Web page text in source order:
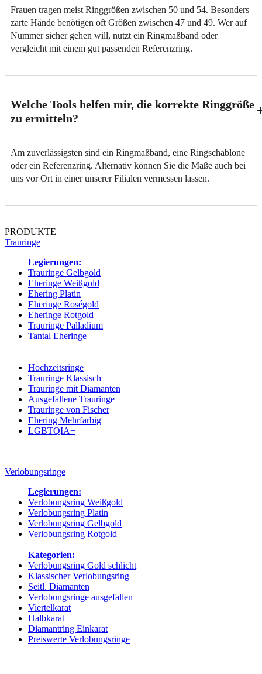
Frauen tragen meist Ringgrößen zwischen 50 und 54. Besonders
zarte Hände benötigen oft Größen zwischen 47 und 49. Wer auf
Nummer sicher gehen will, nutzt ein Ringmaßband oder
vergleicht mit einem gut passenden Referenzring.
Welche Tools helfen mir, die korrekte Ringgröße
zu ermitteln?
Am zuverlässigsten sind ein Ringmaßband, eine Ringschablone
oder ein Referenzring. Alternativ können Sie die Maße auch bei
uns vor Ort in einer unserer Filialen vermessen lassen.
PRODUKTE
Trauringe
Legierungen:
Trauringe Gelbgold
Eheringe Weißgold
Ehering Platin
Eheringe Roségold
Eheringe Rotgold
Trauringe Palladium
Tantal Eheringe
Hochzeitsringe
Trauringe Klassisch
Trauringe mit Diamanten
Ausgefallene Trauringe
Trauringe von Fischer
Ehering Mehrfarbig
LGBTQIA+
Verlobungsringe
Legierungen:
Verlobungsring Weißgold
Verlobungsring Platin
Verlobungsring Gelbgold
Verlobungsring Rotgold
Kategorien:
Verlobungsring Gold schlicht
Klassischer Verlobungsring
Seitl. Diamanten
Verlobungsringe ausgefallen
Viertelkarat
Halbkarat
Diamantring Einkarat
Preiswerte Verlobungsringe